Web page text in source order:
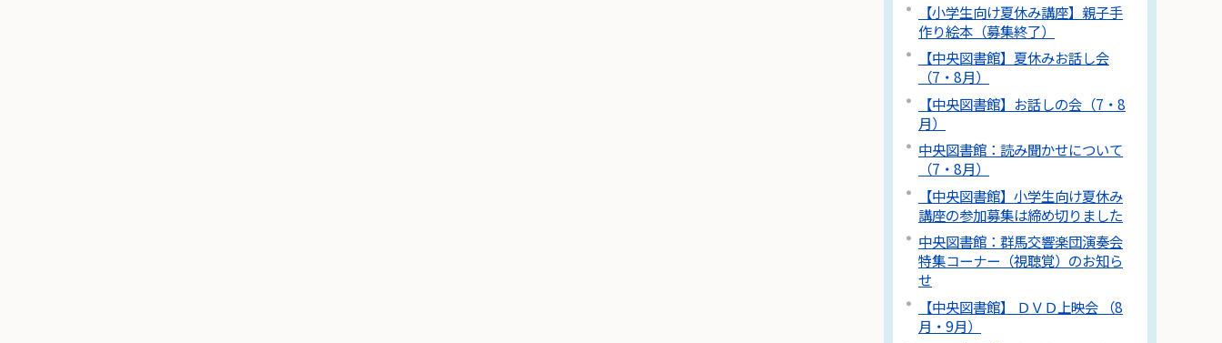
【小学生向け夏休み講座】親子手
作り絵本（募集終了）
【中央図書館】夏休みお話し会
（7・8月）
【中央図書館】お話しの会（7・8
月）
中央図書館：読み聞かせについて
（7・8月）
【中央図書館】小学生向け夏休み
講座の参加募集は締め切りました
中央図書館：群馬交響楽団演奏会
特集コーナー（視聴覚）のお知ら
せ
【中央図書館】 ＤＶＤ上映会 （8
月・9月）